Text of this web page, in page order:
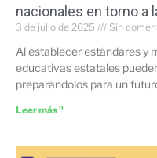
nacionales en torno a
3 de julio de 2025 Sin
Al establecer estándares y
educativas estatales
preparándolos para un
Leer más "